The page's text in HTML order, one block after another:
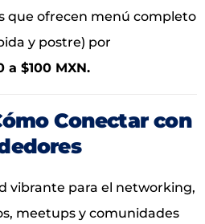
que ofrecen menú completo
y postre) por
a $100 MXN.
Conectar con
vibrante para el networking,
meetups y comunidades